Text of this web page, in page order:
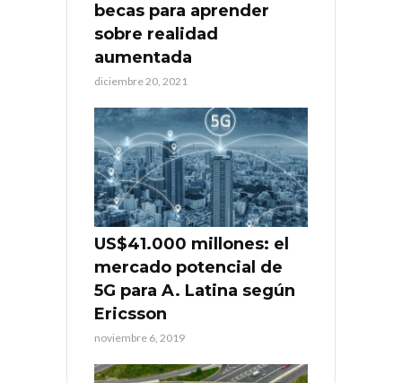
becas para aprender
sobre realidad
aumentada
diciembre 20, 2021
US$41.000 millones: el
mercado potencial de
5G para A. Latina según
Ericsson
noviembre 6, 2019